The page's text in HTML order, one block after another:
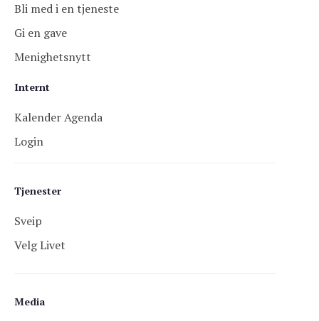
Tjenester
Sveip
Velg Livet
Media
Bli med i en tjeneste
Gi en gave
Menighetsnytt
Internt
Kalender Agenda
Login